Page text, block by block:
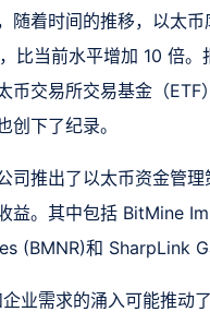
随着时间的推移，以太
比当前水平增加 10 倍。
币交易所交易基金（ETF
创下了纪录。
司推出了以太币资金管
益。其中包括 BitMine
(BMNR)和 SharpLink
业需求的涌入可能推动